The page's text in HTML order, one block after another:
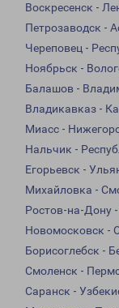
Воскресенск -
Петрозаводск -
Череповец -
Ноябрьск -
Балашов -
Владикавказ -
Миасс -
Нальчик -
Егорьевск -
Михайловка -
Ростов-на-Дону
Новомосковск -
Борисоглебск -
Смоленск -
Саранск -